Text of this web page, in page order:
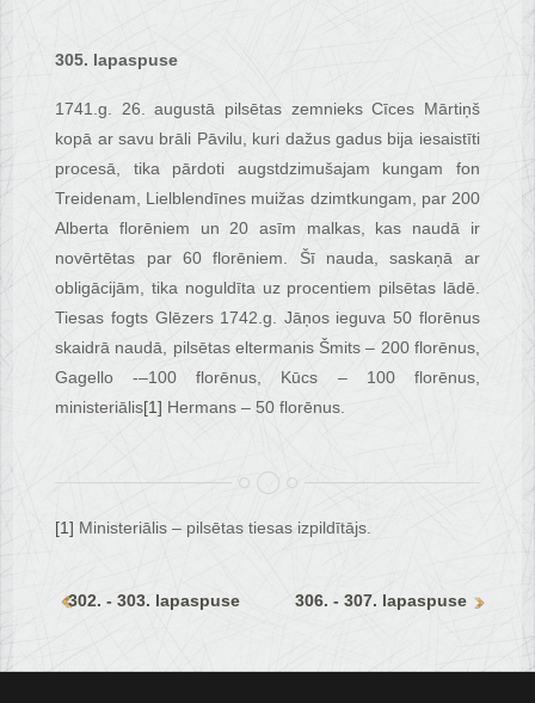
305. lapaspuse
1741.g. 26. augustā pilsētas zemnieks Cīces Mārtiņš
kopā ar savu brāli Pāvilu, kuri dažus gadus bija iesaistīti
procesā, tika pārdoti augstdzimušajam kungam fon
Treidenam, Lielblendīnes muižas dzimtkungam, par 200
Alberta florēniem un 20 asīm malkas, kas naudā ir
novērtētas par 60 florēniem. Šī nauda, saskaņā ar
obligācijām, tika noguldīta uz procentiem pilsētas lādē.
Tiesas fogts Glēzers 1742.g. Jāņos ieguva 50 florēnus
skaidrā naudā, pilsētas eltermanis Šmits – 200 florēnus,
Gagello -–100 florēnus, Kūcs – 100 florēnus,
ministeriālis[1] Hermans – 50 florēnus.
[1] Ministeriālis – pilsētas tiesas izpildītājs.
302. - 303. lapaspuse 306. - 307. lapaspuse